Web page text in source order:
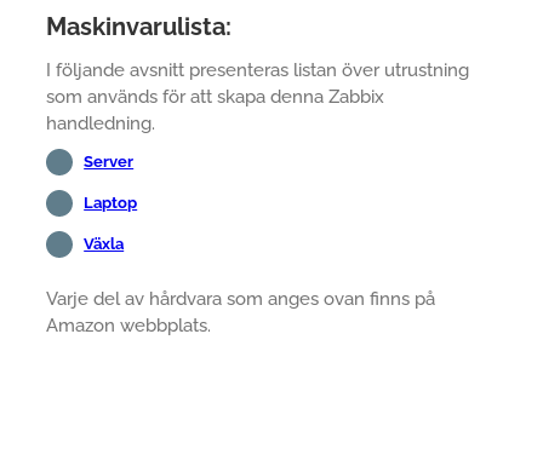
Maskinvarulista:
I följande avsnitt presenteras listan över utrustning
som används för att skapa denna Zabbix
handledning.
Server
Laptop
Växla
Varje del av hårdvara som anges ovan finns på
Amazon webbplats.